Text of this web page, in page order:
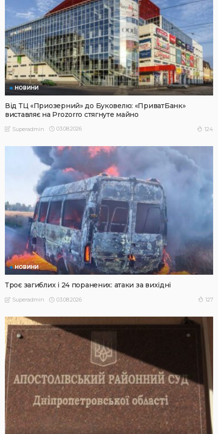
НОВИНИ
Від ТЦ «Приозерний» до Буковелю: «ПриватБанк»
виставляє на Prozorro стягнуте майно
Superadmin 03.08.2026 124
НОВИНИ
Троє загиблих і 24 поранених: атаки за вихідні
Superadmin 03.08.2026 127